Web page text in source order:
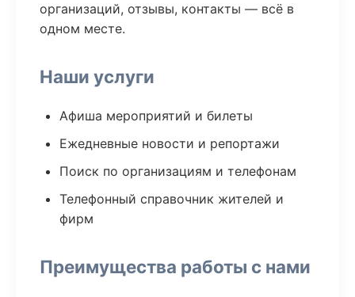
организаций, отзывы, контакты — всё в
одном месте.
Наши услуги
Афиша мероприятий и билеты
Ежедневные новости и репортажи
Поиск по организациям и телефонам
Телефонный справочник жителей и
фирм
Преимущества работы с нами